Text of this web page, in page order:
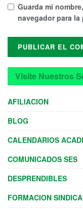
Guarda mi
navegador para
Visite Nuestros
AFILIACION
BLOG
CALENDARIOS
COMUNICADOS SES
DESPRENDIBLES
FORMACION